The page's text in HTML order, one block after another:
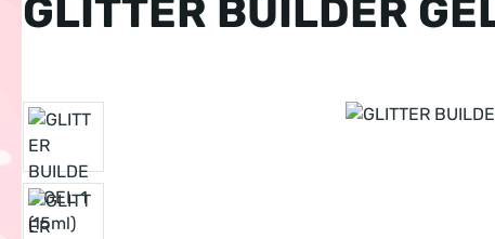
GLITTER BUILDER
Bildergalerie überspringen